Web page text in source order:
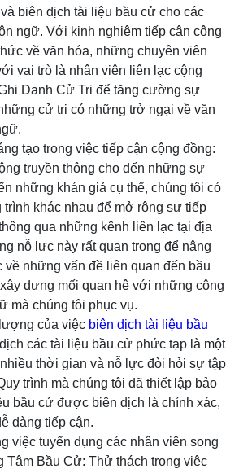
biên dịch tài liệu bầu cử cho các
ngữ. Với kinh nghiệm tiếp cận cộng
về văn hóa, những chuyên viên
vai trò là nhân viên liên lạc cộng
Danh Cử Tri để tăng cường sự
cử tri có những trở ngại về văn
tạo trong việc tiếp cận cộng đồng:
truyền thông cho đến những sự
những khán giả cụ thể, chúng tôi có
khác nhau để mở rộng sự tiếp
qua những kênh liên lạc tại địa
nỗ lực này rất quan trọng để nâng
về những vấn đề liên quan đến bầu
dựng mối quan hệ với những cộng
mà chúng tôi phục vụ.
của việc biên dịch tài liệu bầu
các tài liệu bầu cử phức tạp là một
thời gian và nỗ lực đòi hỏi sự tập
trình mà chúng tôi đã thiết lập bảo
bầu cử được biên dịch là chính xác,
dàng tiếp cận.
việc tuyển dụng các nhân viên song
Tâm Bầu Cử: Thử thách trong việc